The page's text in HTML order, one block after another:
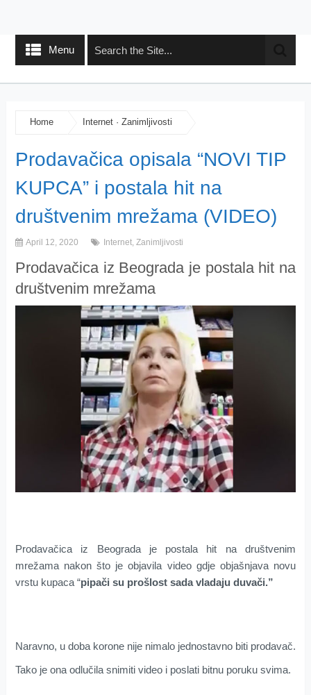
Menu
Home Internet· Zanimljivosti
Prodavačica opisala “NOVI TIP
KUPCA” i postala hit na
društvenim mrežama (VIDEO)
April 12, 2020 Internet, Zanimljivosti
Prodavačica iz Beograda je postala hit na
društvenim mrežama
Prodavačica iz Beograda je postala hit na društvenim
mrežama nakon što je objavila video gdje objašnjava novu
vrstu kupaca “pipači su prošlost sada vladaju duvači.”
Naravno, u doba korone nije nimalo jednostavno biti prodavač.
Tako je ona odlučila snimiti video i poslati bitnu poruku svima.